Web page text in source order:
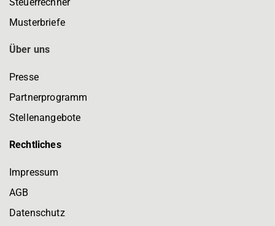
Musterbriefe
Über uns
Presse
Partnerprogramm
Stellenangebote
Rechtliches
Impressum
AGB
Datenschutz